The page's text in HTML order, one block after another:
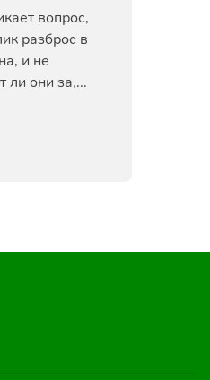
вопрос,
разброс в
и не
ли они за,...